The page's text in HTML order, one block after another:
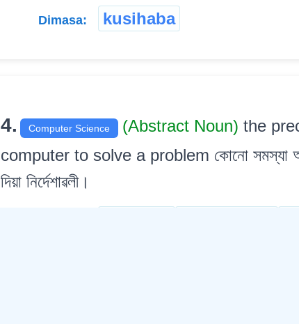
Dimasa: kusihaba
4. Computer Science (Abstract Noun) the
computer to solve a problem কোনো সমস্যা অথবা
দিয়া নিৰ্দেশাৱলী।